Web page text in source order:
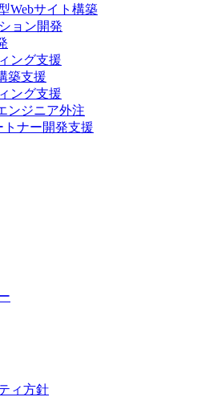
Webサイト構築
ョン開発
ング支援
築支援
ング支援
ンジニア外注
トナー開発支援
ィ方針